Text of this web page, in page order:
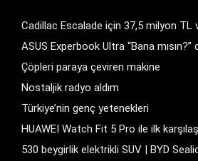
Cadillac Escalade için 37,5 milyon TL
ASUS Experbook Ultra “Bana mısın?”
Çöpleri paraya çeviren makine
Nostaljik radyo aldım
Türkiye’nin genç yetenekleri
HUAWEI Watch Fit 5 Pro ile ilk
530 beygirlik elektrikli SUV | BYD